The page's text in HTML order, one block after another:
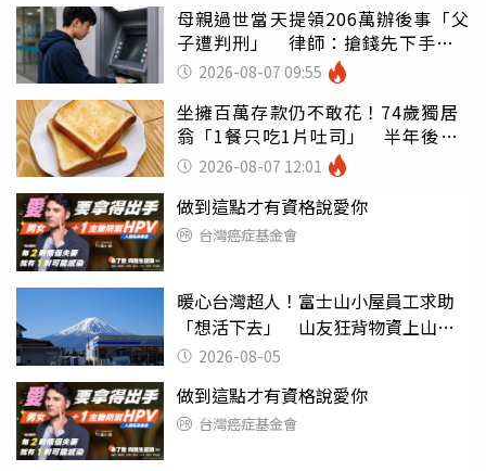
母親過世當天提領206萬辦後事「父
子遭判刑」 律師：搶錢先下手是
罪 2026-08-07 09:55
坐擁百萬存款仍不敢花！74歲獨居
翁「1餐只吃1片吐司」 半年後暴
瘦嚇壞女兒
2026-08-07 12:01
做到這點才有資格說愛你
台灣癌症基金會
暖心台灣超人！富士山小屋員工求助
「想活下去」 山友狂背物資上山：
台灣真的是寶島
2026-08-05
做到這點才有資格說愛你
台灣癌症基金會